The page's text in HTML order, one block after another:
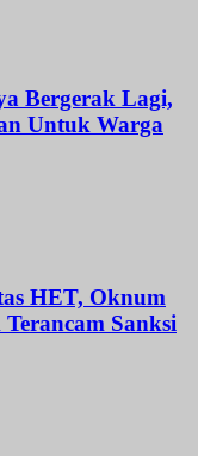
Bergerak Lagi,
Untuk Warga
HET, Oknum
Sanksi